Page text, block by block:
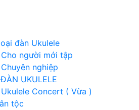
đàn Ukulele
Cho người mới tập
Chuyên nghiệp
UKULELE
Ukulele Concert ( Vừa )
tộc